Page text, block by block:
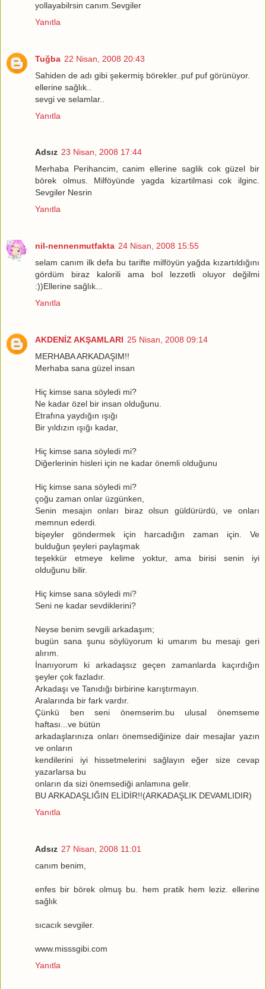
yollayabilrsin canım.Sevgiler
Yanıtla
Tuğba 22 Nisan, 2008 20:43
Sahiden de adı gibi şekermiş börekler..puf puf görünüyor.
ellerine sağlık..
sevgi ve selamlar..
Yanıtla
Adsız 23 Nisan, 2008 17:44
Merhaba Perihancim, canim ellerine saglik cok güzel bir
börek olmus. Milföyünde yagda kizartilmasi cok ilginc.
Sevgiler Nesrin
Yanıtla
nil-nennenmutfakta 24 Nisan, 2008 15:55
selam canım ilk defa bu tarifte milföyün yağda kızartıldığını
gördüm biraz kalorili ama bol lezzetli oluyor değilmi
:))Ellerine sağlık...
Yanıtla
AKDENİZ AKŞAMLARI 25 Nisan, 2008 09:14
MERHABA ARKADAŞIM!!
Merhaba sana güzel insan
Hiç kimse sana söyledi mi?
Ne kadar özel bir insan olduğunu.
Etrafına yaydığın ışığı
Bir yıldızın ışığı kadar,
Hiç kimse sana söyledi mi?
Diğerlerinin hisleri için ne kadar önemli olduğunu
Hiç kimse sana söyledi mi?
çoğu zaman onlar üzgünken,
Senin mesajın onları biraz olsun güldürürdü, ve onları
memnun ederdi.
bişeyler göndermek için harcadığın zaman için. Ve
bulduğun şeyleri paylaşmak
teşekkür etmeye kelime yoktur, ama birisi senin iyi
olduğunu bilir.
Hiç kimse sana söyledi mi?
Seni ne kadar sevdiklerini?
Neyse benim sevgili arkadaşım;
bugün sana şunu söylüyorum ki umarım bu mesajı geri
alırım.
İnanıyorum ki arkadaşsız geçen zamanlarda kaçırdığın
şeyler çok fazladır.
Arkadaşı ve Tanıdığı birbirine karıştırmayın.
Aralarında bir fark vardır.
Çünkü ben seni önemserim.bu ulusal önemseme
haftası...ve bütün
arkadaşlarınıza onları önemsediğinize dair mesajlar yazın
ve onların
kendilerini iyi hissetmelerini sağlayın eğer size cevap
yazarlarsa bu
onların da sizi önemsediği anlamına gelir.
BU ARKADAŞLIĞIN ELİDİR!!(ARKADAŞLIK DEVAMLIDIR)
Yanıtla
Adsız 27 Nisan, 2008 11:01
canım benim,
enfes bir börek olmuş bu. hem pratik hem leziz. ellerine
sağlık
sıcacık sevgiler.
www.misssgibi.com
Yanıtla